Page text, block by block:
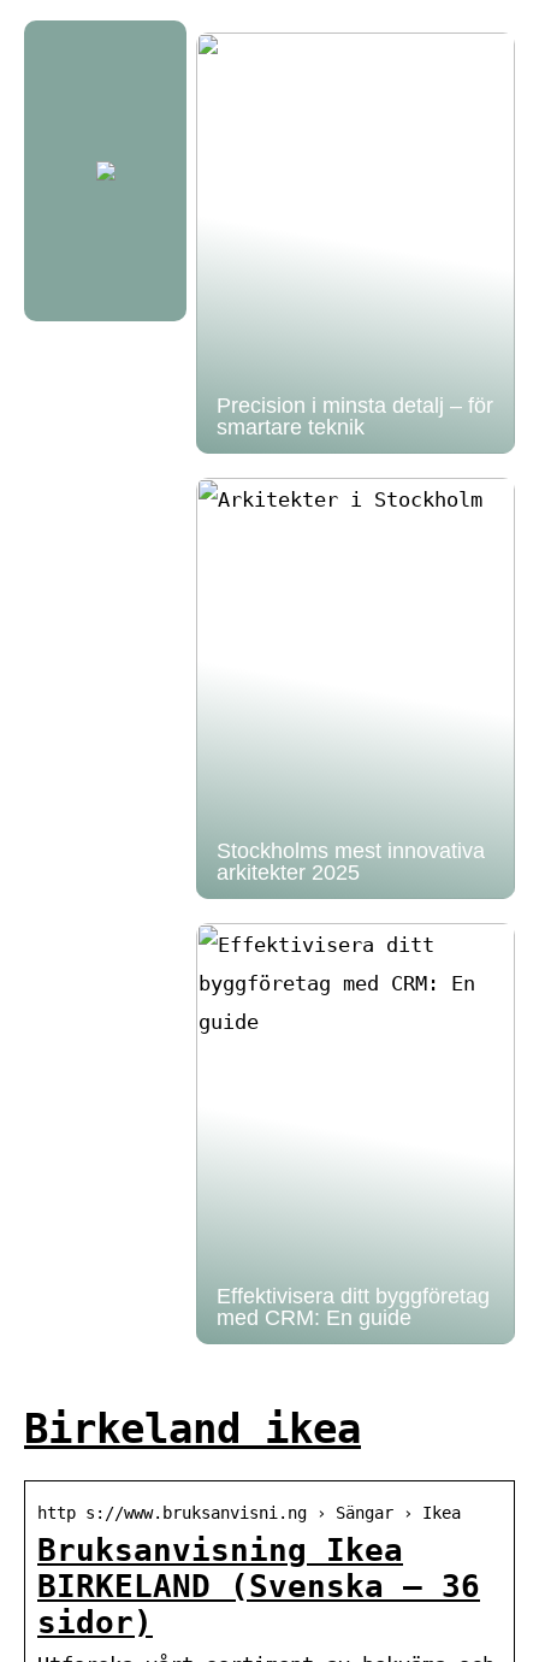
Precision i minsta detalj – för
smartare teknik
Stockholms mest innovativa
arkitekter 2025
Effektivisera ditt byggföretag
med CRM: En guide
Birkeland ikea
http s://www.bruksanvisni.ng › Sängar › Ikea
Bruksanvisning Ikea
BIRKELAND (Svenska – 36
sidor)